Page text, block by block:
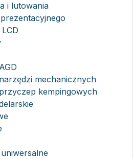
i lutowania
mechanicznych
kempingowych